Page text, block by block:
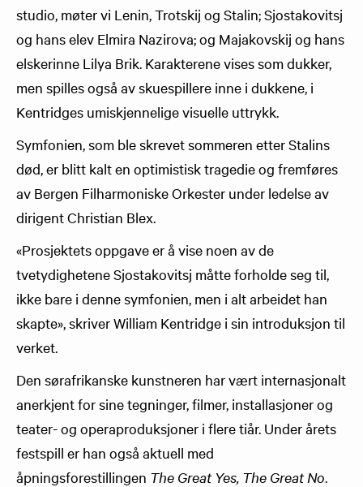
studio, møter vi Lenin, Trotskij og Stalin; Sjostakovitsj
og hans elev Elmira Nazirova; og Majakovskij og hans
elskerinne Lilya Brik. Karakterene vises som dukker,
men spilles også av skuespillere inne i dukkene, i
Kentridges umiskjennelige visuelle uttrykk.
Symfonien, som ble skrevet sommeren etter Stalins
død, er blitt kalt en optimistisk tragedie og fremføres
av Bergen Filharmoniske Orkester under ledelse av
dirigent Christian Blex.
«Prosjektets oppgave er å vise noen av de
tvetydighetene Sjostakovitsj måtte forholde seg til,
ikke bare i denne symfonien, men i alt arbeidet han
skapte», skriver William Kentridge i sin introduksjon til
verket.
Den sørafrikanske kunstneren har vært internasjonalt
anerkjent for sine tegninger, filmer, installasjoner og
teater- og operaproduksjoner i flere tiår. Under årets
festspill er han også aktuell med
åpningsforestillingen The Great Yes, The Great No.